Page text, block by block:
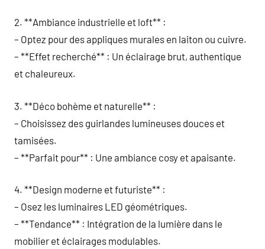
2. **Ambiance industrielle et loft** :
– Optez pour des appliques murales en laiton ou cuivre.
– **Effet recherché** : Un éclairage brut, authentique
et chaleureux.
3. **Déco bohème et naturelle** :
– Choisissez des guirlandes lumineuses douces et
tamisées.
– **Parfait pour** : Une ambiance cosy et apaisante.
4. **Design moderne et futuriste** :
– Osez les luminaires LED géométriques.
– **Tendance** : Intégration de la lumière dans le
mobilier et éclairages modulables.